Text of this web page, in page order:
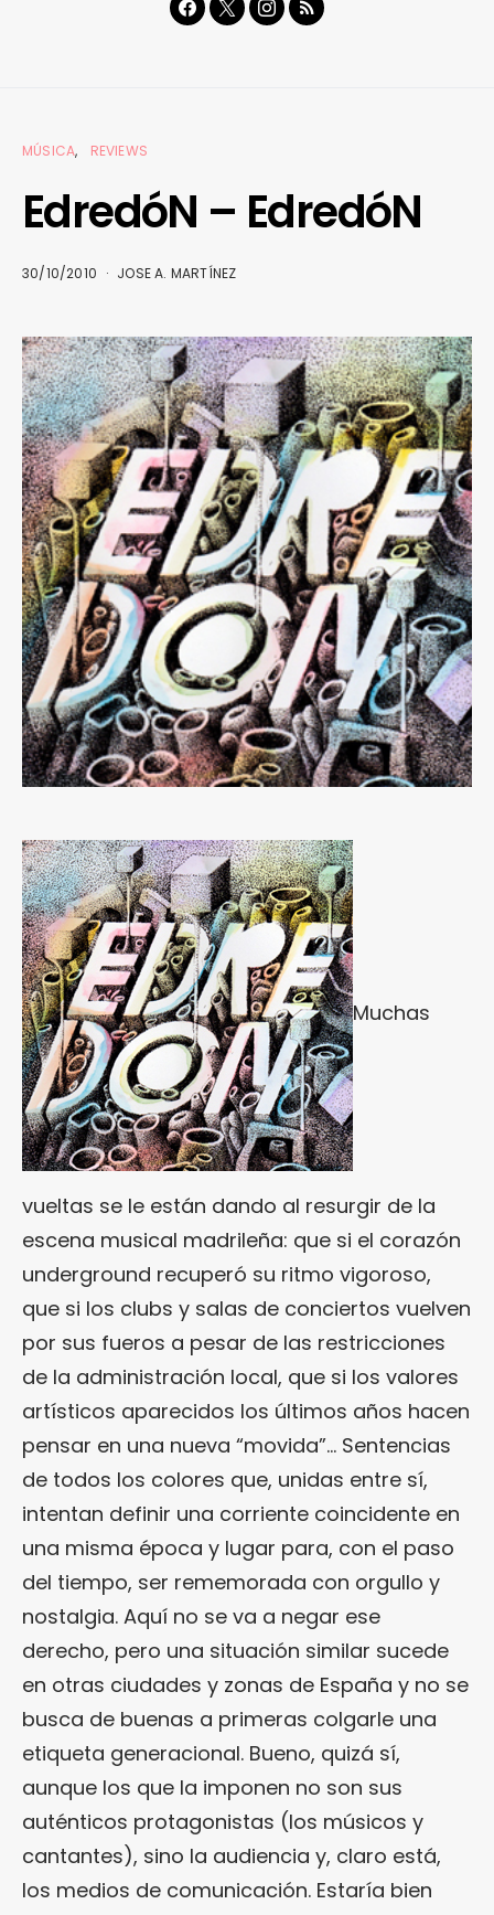
MÚSICA REVIEWS
EdredóN – EdredóN
30/10/2010 JOSE A. MARTÍNEZ
Muchas
vueltas se le están dando al resurgir de la
escena musical madrileña: que si el corazón
underground recuperó su ritmo vigoroso,
que si los clubs y salas de conciertos vuelven
por sus fueros a pesar de las restricciones
de la administración local, que si los valores
artísticos aparecidos los últimos años hacen
pensar en una nueva “movida”… Sentencias
de todos los colores que, unidas entre sí,
intentan definir una corriente coincidente en
una misma época y lugar para, con el paso
del tiempo, ser rememorada con orgullo y
nostalgia. Aquí no se va a negar ese
derecho, pero una situación similar sucede
en otras ciudades y zonas de España y no se
busca de buenas a primeras colgarle una
etiqueta generacional. Bueno, quizá sí,
aunque los que la imponen no son sus
auténticos protagonistas (los músicos y
cantantes), sino la audiencia y, claro está,
los medios de comunicación. Estaría bien